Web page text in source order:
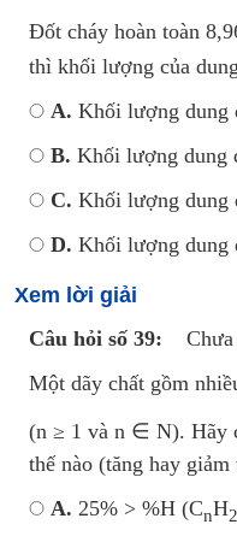
Đốt cháy hoàn toàn
thì khối lượng của
A. Khối lượng dung
B. Khối lượng dung
C. Khối lượng dung
D. Khối lượng dung
Xem lời giải
Câu hỏi số 39:
Một dãy chất gồm
(n ≥ 1 và n ∈ N). Hãy
thế nào (tăng hay
A. 25% > %H (CnH